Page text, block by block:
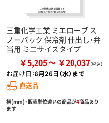
三重化学工業 ミエローブ ス
ノーパック 保冷剤 仕出し・弁
当用 ミニサイズタイプ
￥5,205 ￥20,037
お届け日：8月26日（水）まで
直送品
横(mm)・販売単位違いの商品が4商品あり
ます